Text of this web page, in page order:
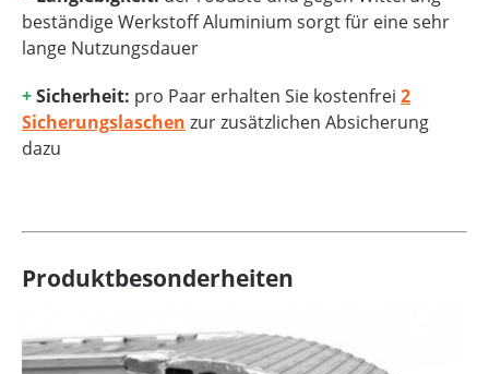
beständige Werkstoff Aluminium sorgt für eine sehr
lange Nutzungsdauer
+Sicherheit: pro Paar erhalten Sie kostenfrei 2
Sicherungslaschen zur zusätzlichen Absicherung
dazu
Produktbesonderheiten